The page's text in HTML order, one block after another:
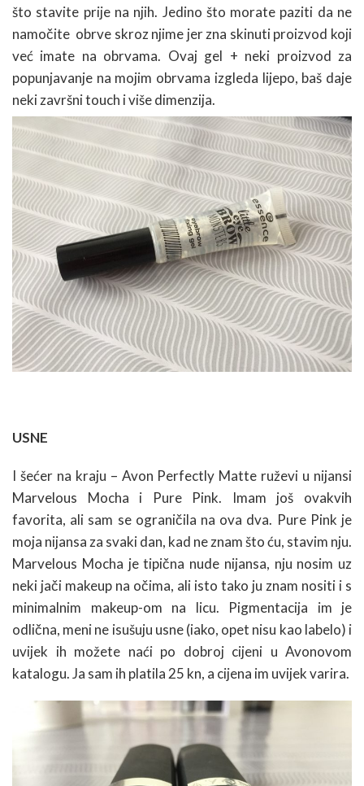
što stavite prije na njih. Jedino što morate paziti da ne
namočite obrve skroz njime jer zna skinuti proizvod koji
već imate na obrvama. Ovaj gel + neki proizvod za
popunjavanje na mojim obrvama izgleda lijepo, baš daje
neki završni touch i više dimenzija.
USNE
I šećer na kraju – Avon Perfectly Matte ruževi u nijansi
Marvelous Mocha i Pure Pink. Imam još ovakvih
favorita, ali sam se ograničila na ova dva. Pure Pink je
moja nijansa za svaki dan, kad ne znam što ću, stavim nju.
Marvelous Mocha je tipična nude nijansa, nju nosim uz
neki jači makeup na očima, ali isto tako ju znam nositi i s
minimalnim makeup-om na licu. Pigmentacija im je
odlična, meni ne isušuju usne (iako, opet nisu kao labelo) i
uvijek ih možete naći po dobroj cijeni u Avonovom
katalogu. Ja sam ih platila 25 kn, a cijena im uvijek varira.